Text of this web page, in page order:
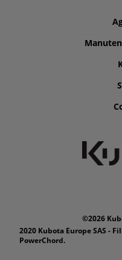
©2026
2020 Kubota Europe SAS -
PowerChord.